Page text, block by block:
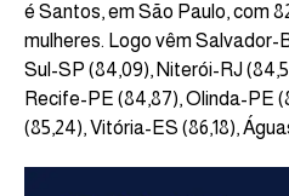
é Santos, em São Paulo, com
mulheres. Logo vêm Salvador-
Sul-SP (84,09), Niterói-RJ
Recife-PE (84,87), Olinda-PE
(85,24), Vitória-ES (86,18),